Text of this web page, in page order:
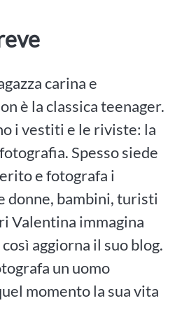
carina e
è la classica teenager.
i vestiti e le riviste: la
Spesso siede
e fotografa i
donne, bambini, turisti
Valentina immagina
aggiorna il suo blog.
un uomo
momento la sua vita